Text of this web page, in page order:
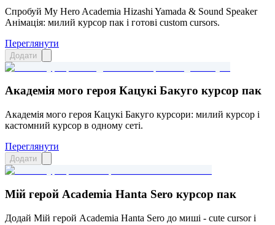
Спробуй My Hero Academia Hizashi Yamada & Sound Speaker
Анімація: милий курсор пак і готові custom cursors.
Переглянути
Додати
Академія мого героя Кацукі Бакуго курсор пак
Академія мого героя Кацукі Бакуго курсори: милий курсор і
кастомний курсор в одному сеті.
Переглянути
Додати
Мій герой Academia Hanta Sero курсор пак
Додай Мій герой Academia Hanta Sero до миші - cute cursor і